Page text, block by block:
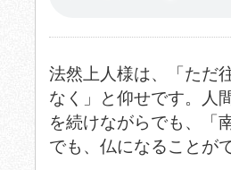
法然上人様は、「ただ
なく」と仰せです。人
を続けながらでも、「
でも、仏になることが